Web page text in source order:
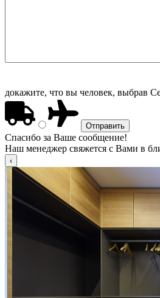
докажите, что вы человек, выбрав
Спасибо за Ваше сообщение!
Наш менеджер свяжется с Вами в